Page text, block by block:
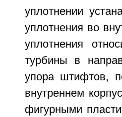
уплотнении
уплотнения во
уплотнения
турбины в
упора штифтов,
внутреннем
фигурными